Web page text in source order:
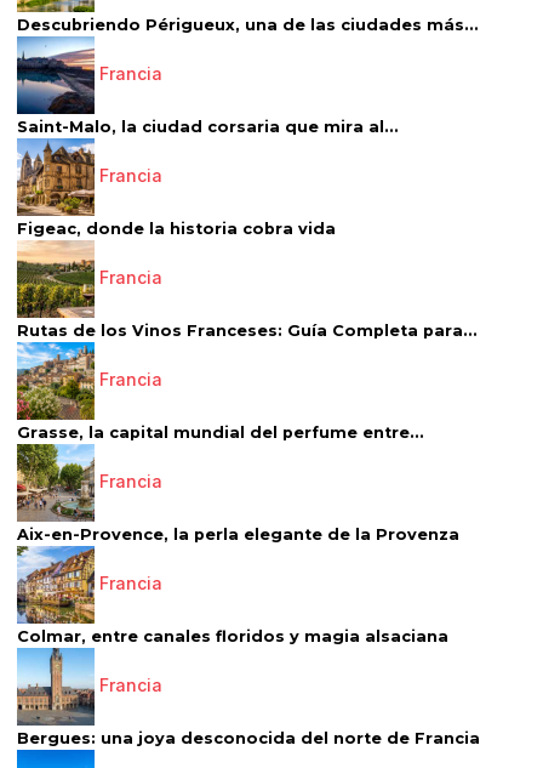
Descubriendo Périgueux, una de las ciudades más...
Francia
Saint-Malo, la ciudad corsaria que mira al...
Francia
Figeac, donde la historia cobra vida
Francia
Rutas de los Vinos Franceses: Guía Completa para...
Francia
Grasse, la capital mundial del perfume entre...
Francia
Aix-en-Provence, la perla elegante de la Provenza
Francia
Colmar, entre canales floridos y magia alsaciana
Francia
Bergues: una joya desconocida del norte de Francia